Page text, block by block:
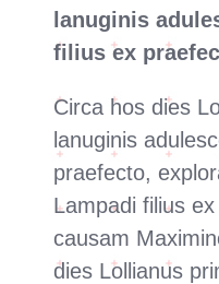
lanuginis
filius ex
Circa hos dies
lanuginis
praefecto,
Lampadi filius
causam
dies Lollianus